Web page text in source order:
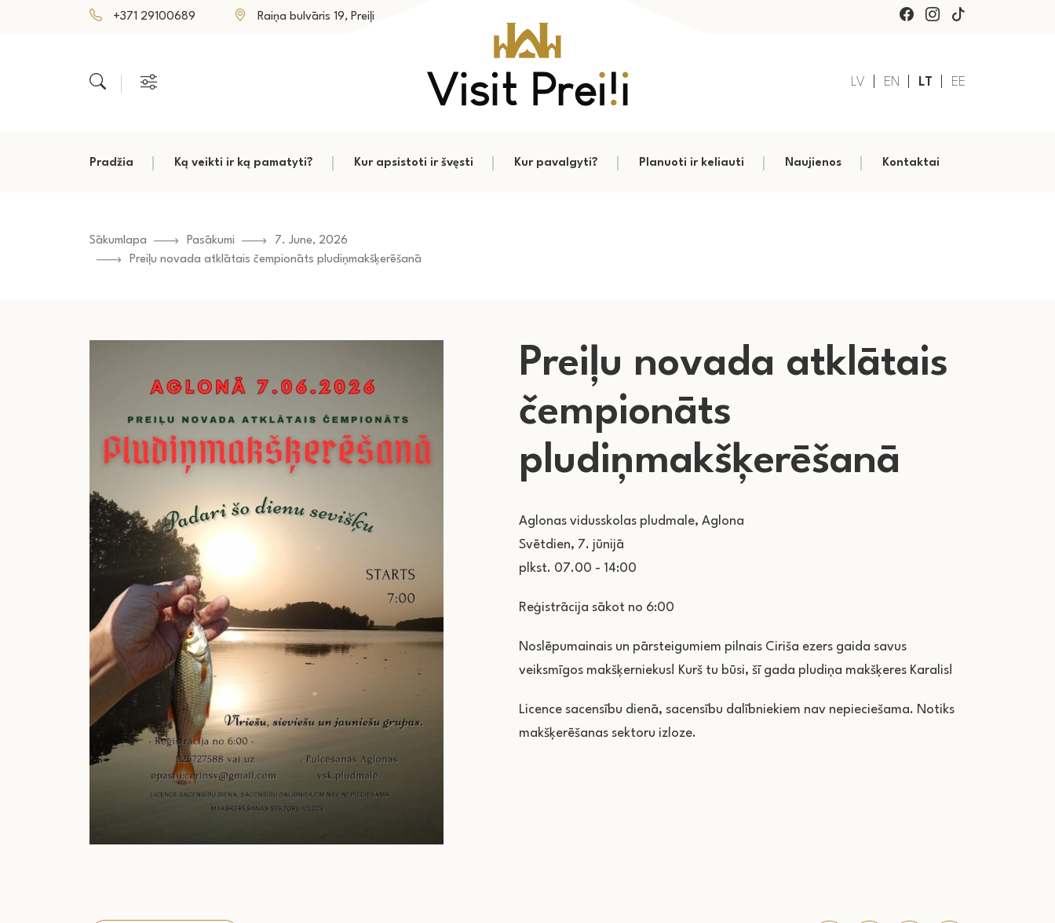
+371 29100689 Raiņa bulvāris 19, Preiļi
LV EN LT EE
Pradžia Ką veikti ir ką pamatyti? Kur apsistoti ir švęsti Kur pavalgyti? Planuoti ir keliauti Naujienos Kontaktai
Sākumlapa Pasākumi
7. June, 2026
Preiļu novada atklātais čempionāts pludiņmakšķerēšanā
Preiļu novada atklātais
čempionāts
pludiņmakšķerēšanā
Aglonas vidusskolas pludmale, Aglona
Svētdien, 7. jūnijā
plkst. 07.00 - 14:00
Reģistrācija sākot no 6:00
Noslēpumainais un pārsteigumiem pilnais Ciriša ezers gaida savus
veiksmīgos makšķerniekus! Kurš tu būsi, šī gada pludiņa makšķeres Karalis!
Licence sacensību dienā, sacensību dalībniekiem nav nepieciešama. Notiks
makšķerēšanas sektoru izloze.